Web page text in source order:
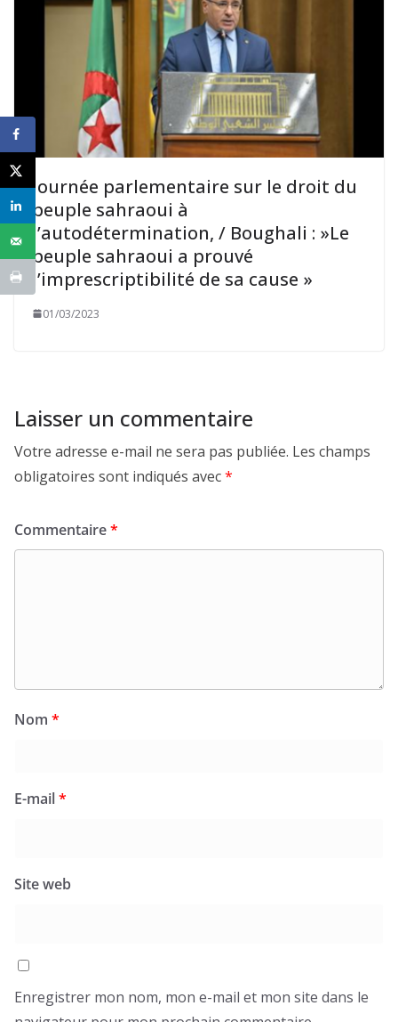
Journée parlementaire sur le droit du
peuple sahraoui à
l’autodétermination, / Boughali : »Le
peuple sahraoui a prouvé
l’imprescriptibilité de sa cause »
01/03/2023
Laisser un commentaire
Votre adresse e-mail ne sera pas publiée. Les champs
obligatoires sont indiqués avec*
Commentaire*
Nom *
E-mail*
Site web
Enregistrer mon nom, mon e-mail et mon site dans le